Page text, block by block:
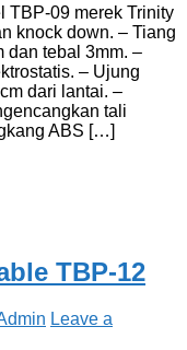
TBP-09 merek Trinity
knock down. – Tiang
dan tebal 3mm. –
– Ujung
dari lantai. –
tali
ABS […]
TBP-12
Leave a